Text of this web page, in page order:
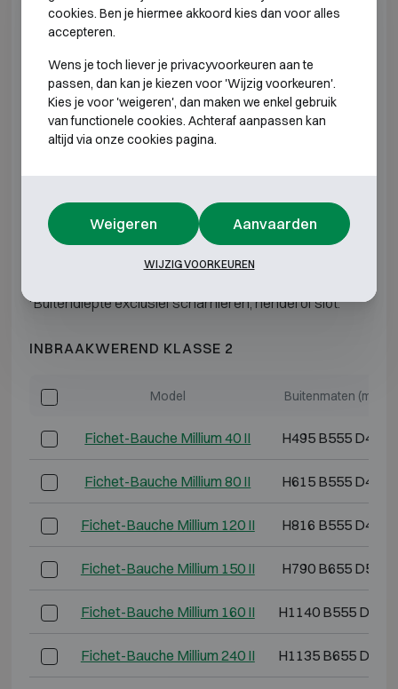
Fichet-Bauche Millium 120 I
Fichet-Bauche Millium 150 I H790 B655 D571
Fichet-Bauche Millium 160 I H1140 B555 D520
Fichet-Bauche Millium 250 I H895 B765 D620
*Buitendiepte exclusief scharnieren, hendel of slot.
INBRAAKWEREND KLASSE 2
Model Buitenmaten (mm)
Fichet-Bauche Millium 40 II H495 B555 D400
Fichet-Bauche Millium 80 II H615 B555 D490
Fichet-Bauche Millium 120 II H816 B555 D490
Fichet-Bauche Millium 150 II H790 B655 D571
Fichet-Bauche Millium 160 II H1140 B555 D520
Fichet-Bauche Millium 240 II H1135 B655 D571
cookies. Ben je hiermee akkoord kies dan voor alles
accepteren.
Wens je toch liever je privacyvoorkeuren aan te
passen, dan kan je kiezen voor 'Wijzig voorkeuren'.
Kies je voor 'weigeren', dan maken we enkel gebruik
van functionele cookies. Achteraf aanpassen kan
altijd via onze cookies pagina.
Weigeren Aanvaarden
WIJZIG VOORKEUREN